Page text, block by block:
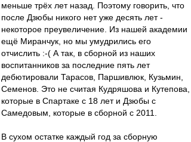
меньше трёх лет назад. Поэтому говорить, что
после Дзюбы никого нет уже десять лет -
некоторое преувеличение. Из нашей академии
ещё Миранчук, но мы умудрились его
отчислить :-( А так, в сборной из наших
воспитанников за последние пять лет
дебютировали Тарасов, Паршивлюк, Кузьмин,
Семенов. Это не считая Кудряшова и Кутепова,
которые в Спартаке с 18 лет и Дзюбы с
Самедовым, которые в сборной с 2011.
В сухом остатке каждый год за сборную